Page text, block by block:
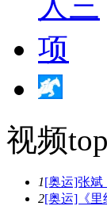
视频
1[奥运]张斌
2[奥运]《里